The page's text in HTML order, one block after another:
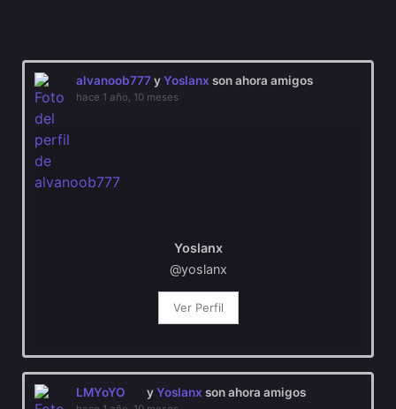
alvanoob777yYoslanx son ahora amigos
hace 1 año, 10 meses
Yoslanx
@yoslanx
Ver Perfil
LMYoYO yYoslanx son ahora amigos